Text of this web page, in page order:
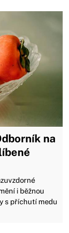
na
i běžnou
s příchutí medu